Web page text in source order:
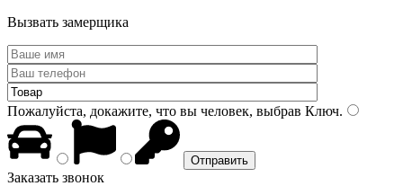
Вызвать замерщика
Пожалуйста, докажите, что вы человек, выбрав Ключ.
Заказать звонок